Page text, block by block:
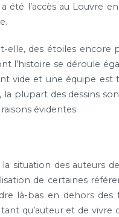
été l’accès au Louvre
elle, des étoiles encore
l’histoire se déroule
vide et une équipe est
la plupart des dessins
évidentes.
situation des auteurs
de certaines
là-bas en dehors des
qu’auteur et de vivre